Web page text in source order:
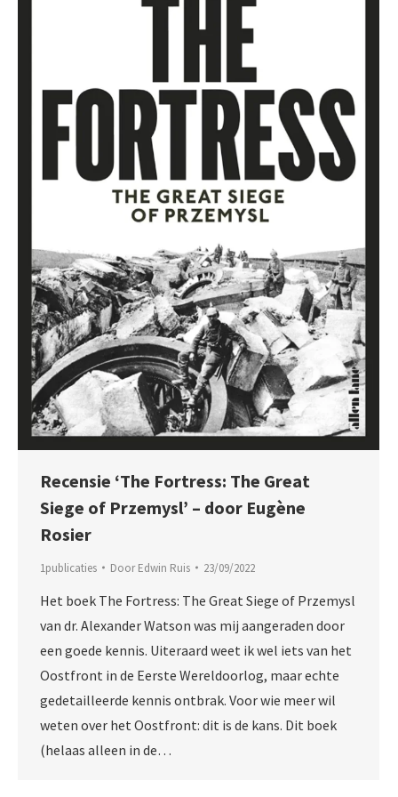
Recensie ‘The Fortress: The Great
Siege of Przemysl’ – door Eugène
Rosier
1publicaties DoorEdwin Ruis 23/09/2022
Het boek The Fortress: The Great Siege of Przemysl
van dr. Alexander Watson was mij aangeraden door
een goede kennis. Uiteraard weet ik wel iets van het
Oostfront in de Eerste Wereldoorlog, maar echte
gedetailleerde kennis ontbrak. Voor wie meer wil
weten over het Oostfront: dit is de kans. Dit boek
(helaas alleen in de…